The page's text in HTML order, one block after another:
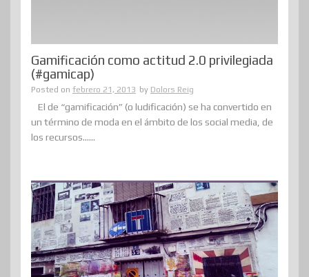
Gamificación como actitud 2.0 privilegiada
(#gamicap)
Posted on febrero 21, 2013 by Dolors Reig
El de “gamificación” (o ludificación) se ha convertido en
un término de moda en el ámbito de los social media, de
los recursos......